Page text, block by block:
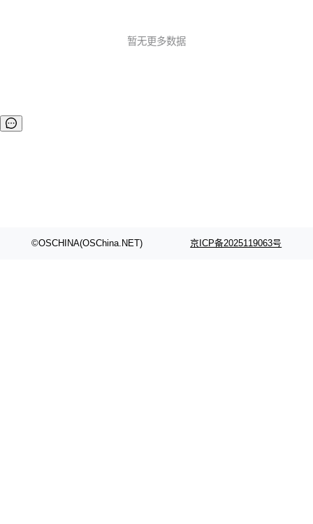
狗浏览器，最近 更新了4.2新版，登录慢多了，折腾了几下居
暂无更多数据
©OSCHINA(OSChina.NET) 京ICP备2025119063号